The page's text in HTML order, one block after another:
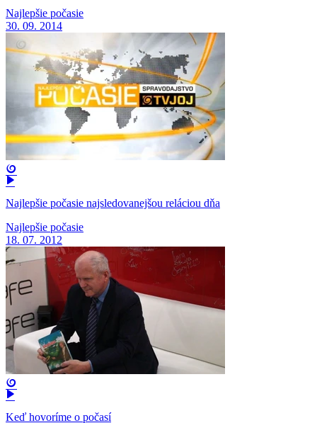
Najlepšie počasie
30. 09. 2014
Najlepšie počasie najsledovanejšou reláciou dňa
Najlepšie počasie
18. 07. 2012
Keď hovoríme o počasí